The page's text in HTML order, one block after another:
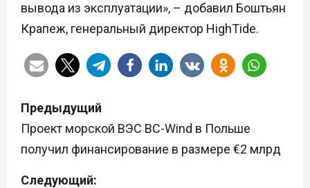
вывода из эксплуатации», – добавил Боштьян
Крапеж, генеральный директор HighTide.
Н
а
в
Предыдущий
Проект морской ВЭС BC-Wind в Польше
получил финансирование в размере €2 млрд
Следующий: